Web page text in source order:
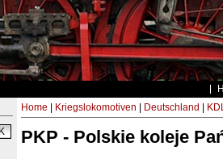
Home Kriegslokomotiven Deutschland
PKP - Polskie koleje